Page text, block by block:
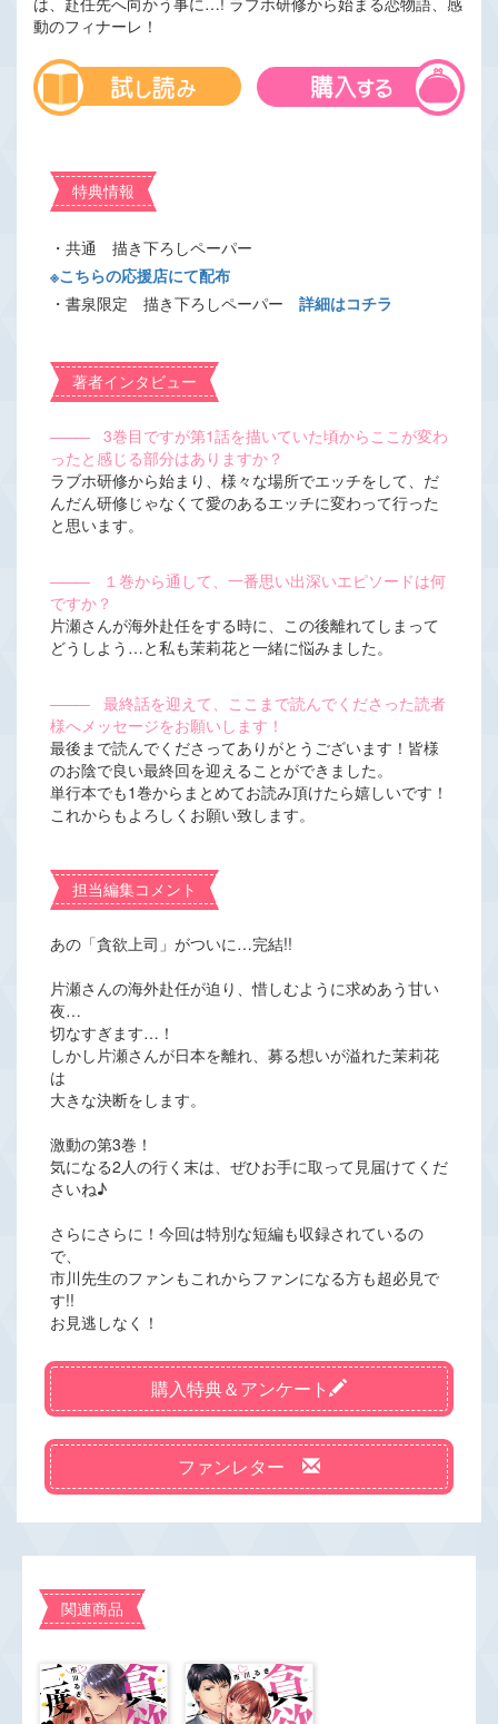
動のフィナーレ！
特典情報
・共通 描き下ろしペーパー
※こちらの応援店にて配布
・書泉限定 描き下ろしペーパー 詳細はコチラ
著者インタビュー
―――3巻目ですが第1話を描いていた頃からここが変わ
ったと感じる部分はありますか？
ラブホ研修から始まり、様々な場所でエッチをして、だ
んだん研修じゃなくて愛のあるエッチに変わって行った
と思います。
―――１巻から通して、一番思い出深いエピソードは何
ですか？
片瀬さんが海外赴任をする時に、この後離れてしまって
どうしよう…と私も茉莉花と一緒に悩みました。
―――最終話を迎えて、ここまで読んでくださった読者
様へメッセージをお願いします！
最後まで読んでくださってありがとうございます！皆様
のお陰で良い最終回を迎えることができました。
単行本でも1巻からまとめてお読み頂けたら嬉しいです！
これからもよろしくお願い致します。
担当編集コメント
あの「貪欲上司」がついに…完結!!
片瀬さんの海外赴任が迫り、惜しむように求めあう甘い
夜…
切なすぎます…！
しかし片瀬さんが日本を離れ、募る想いが溢れた茉莉花
は
大きな決断をします。
激動の第3巻！
気になる2人の行く末は、ぜひお手に取って見届けてくだ
さいね♪
さらにさらに！今回は特別な短編も収録されているの
で、
市川先生のファンもこれからファンになる方も超必見で
す!!
お見逃しなく！
購入特典＆アンケート
ファンレター
関連商品